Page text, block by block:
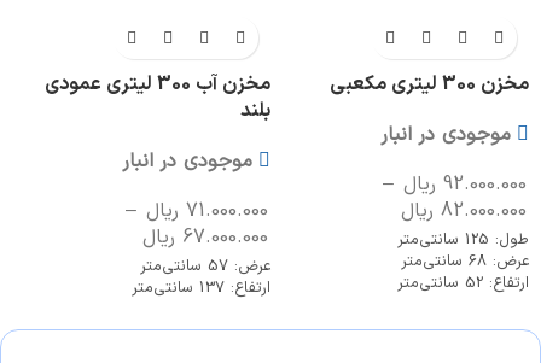
مخزن 300 لیتری مکعبی
موجودی در انبار
92.000.000 ریال –
82.000.000 ریال
طول: 125 سانتی‌متر
عرض: 68 سانتی‌متر
ارتفاع: 52 سانتی‌متر
مخزن آب 300 لیتری عمودی
بلند
موجودی در انبار
71.000.000 ریال –
67.000.000 ریال
عرض: 57 سانتی‌متر
ارتفاع: 137 سانتی‌متر